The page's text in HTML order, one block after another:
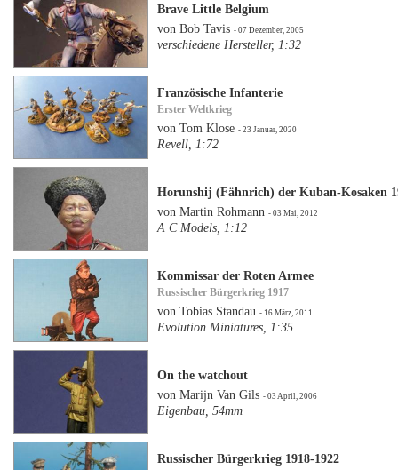
Brave Little Belgium
von Bob Tavis- 07 Dezember, 2005
verschiedene Hersteller, 1:32
Französische Infanterie
Erster Weltkrieg
von Tom Klose- 23 Januar, 2020
Revell, 1:72
Horunshij (Fähnrich) der Kuban-Kosaken
von Martin Rohmann- 03 Mai, 2012
A C Models, 1:12
Kommissar der Roten Armee
Russischer Bürgerkrieg 1917
von Tobias Standau- 16 März, 2011
Evolution Miniatures, 1:35
On the watchout
von Marijn Van Gils- 03 April, 2006
Eigenbau, 54mm
Russischer Bürgerkrieg 1918-1922